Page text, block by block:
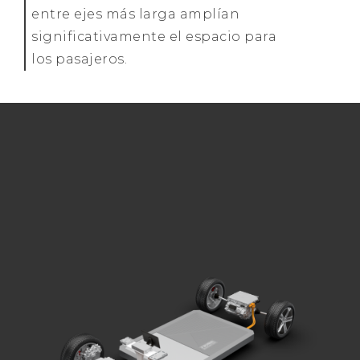
entre ejes más larga amplían
significativamente el espacio para
los pasajeros.